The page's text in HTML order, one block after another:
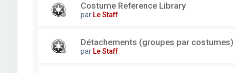
Costume Reference Library
par Le Staff
Détachements (groupes par costumes)
par Le Staff